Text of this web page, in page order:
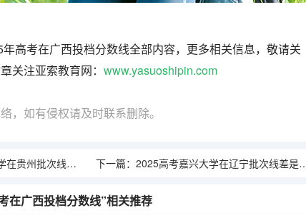
高考在广西投档分数线全部内容，更多相关信息，敬请关
关注亚索教育网： www.yasuoshipin.com
，如有侵权请及时联系删除。
是多少（2026参考） 下一篇： 2025高考嘉兴大学在辽宁批次线差是多少（2026参考）
在广西投档分数线”相关推荐